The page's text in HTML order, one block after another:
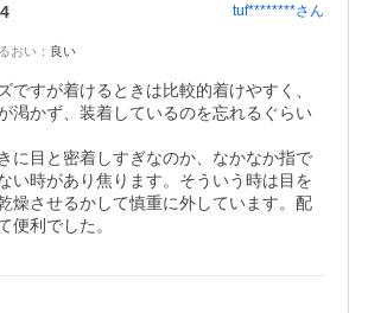
4 tuf********さん
おい ： 良い
ですが着けるときは比較的着けやすく、
渇かず、装着しているのを忘れるぐらい
に目と密着しすぎなのか、なかなか指で
い時があり焦ります。そういう時は目を
燥させるかして慎重に外しています。配
便利でした。